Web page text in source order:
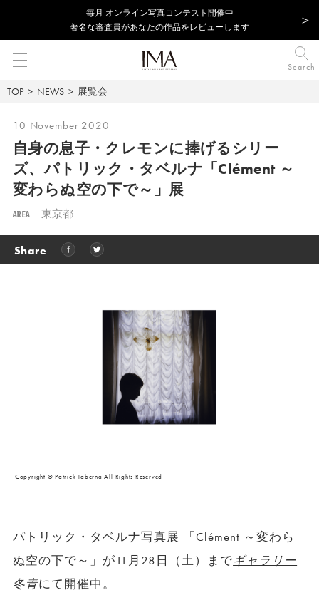
毎⽉ オンライン写真コンテスト開催中
著名な審査員があなたの作品をレビューします
Search
TOP NEWS 展覧会
10 November 2020
自身の息子・クレモンに捧げるシリー
ズ、パトリック・タベルナ「Clément ～
変わらぬ空の下で～」展
AREA 東京都
Share
Copyright © Patrick Taberna All Rights Reserved
パトリック・タベルナ写真展 「Clément ～変わら
ぬ空の下で～」が11月28日（土）までギャラリー
冬青にて開催中。